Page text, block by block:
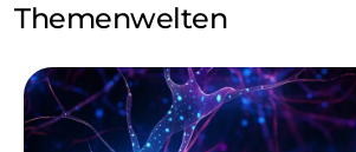
Themenwelten